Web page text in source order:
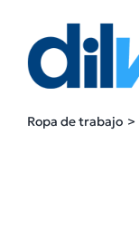
content
Ropa de trabajo